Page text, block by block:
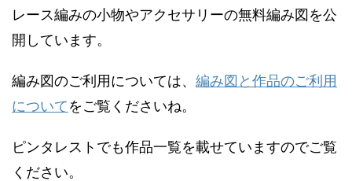
レース編みの小物やアクセサリーの無料編み図を公
開しています。
編み図のご利用については、 編み図と作品のご利用
についてをご覧くださいね。
ピンタレストでも作品一覧を載せていますのでご覧
ください。